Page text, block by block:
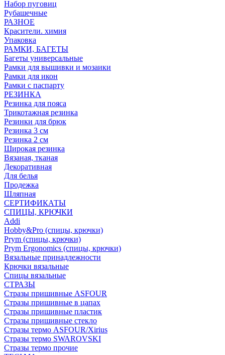
Набор пуговиц
Рубашечные
РАЗНОЕ
Красители. химия
Упаковка
РАМКИ, БАГЕТЫ
Багеты универсальные
Рамки для вышивки и мозаики
Рамки для икон
Рамки с паспарту
РЕЗИНКА
Резинка для пояса
Трикотажная резинка
Резинки для брюк
Резинка 3 см
Резинка 2 см
Широкая резинка
Вязаная, тканая
Декоративная
Для белья
Продежка
Шляпная
СЕРТИФИКАТЫ
СПИЦЫ, КРЮЧКИ
Addi
Hobby&Pro (спицы, крючки)
Prym (спицы, крючки)
Prym Ergonomics (спицы, крючки)
Вязальные принадлежности
Крючки вязальные
Спицы вязальные
СТРАЗЫ
Стразы пришивные ASFOUR
Стразы пришивные в цапах
Стразы пришивные пластик
Стразы пришивные стекло
Стразы термо ASFOUR/Xirius
Стразы термо SWAROVSKI
Стразы термо прочие